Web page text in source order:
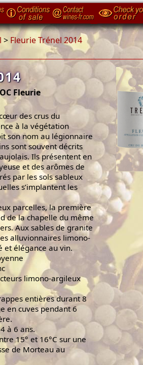
> Fleurie Trénel 2014
Fleurie
des crus du
à la végétation
son nom au légionnaire
sont souvent décrits
Ils présentent en
et des arômes de
par les sols sableux
s’implantent les
parcelles, la première
de la chapelle du même
Aux sables de granite
alluvionnaires limono-
et élégance au vin.
limono-argileux
entières durant 8
en cuves pendant 6
à 6 ans.
15° et 16°C sur une
de Morteau au